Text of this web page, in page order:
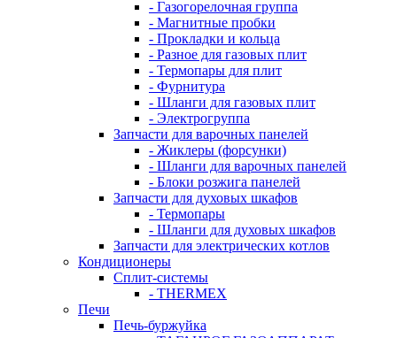
- Газогорелочная группа
- Магнитные пробки
- Прокладки и кольца
- Разное для газовых плит
- Термопары для плит
- Фурнитура
- Шланги для газовых плит
- Электрогруппа
Запчасти для варочных панелей
- Жиклеры (форсунки)
- Шланги для варочных панелей
- Блоки розжига панелей
Запчасти для духовых шкафов
- Термопары
- Шланги для духовых шкафов
Запчасти для электрических котлов
Кондиционеры
Сплит-системы
- THERMEX
Печи
Печь-буржуйка